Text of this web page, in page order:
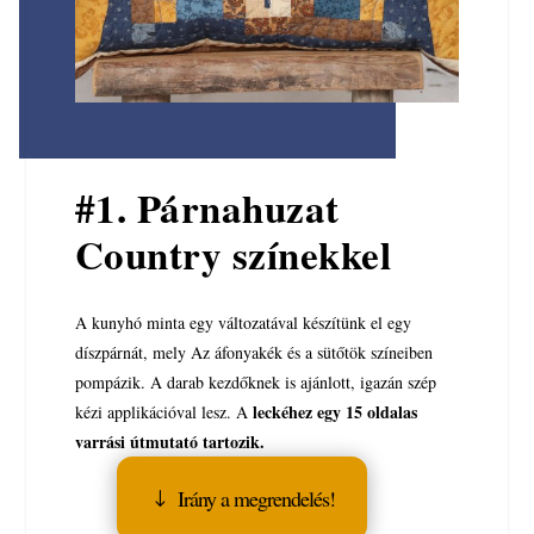
#1. Párnahuzat
Country színekkel
A kunyhó minta egy változatával készítünk el egy
díszpárnát, mely Az áfonyakék és a sütőtök színeiben
pompázik. A darab kezdőknek is ajánlott, igazán szép
kézi applikációval lesz. Aleckéhez egy 15 oldalas
varrási útmutató tartozik.
Irány a megrendelés!